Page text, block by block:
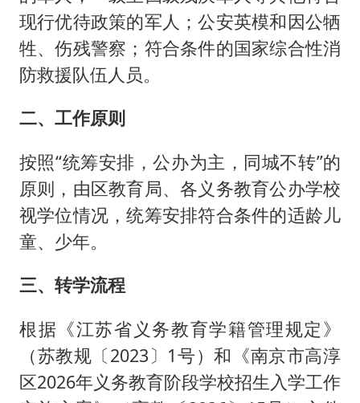
现行优待政策的军人；公安英模和因公牺
牲、伤残警察；符合条件的国家综合性消
防救援队伍人员。
二、工作原则
按照“统筹安排，公办为主，同城不转”的
原则，由区教育局、各义务教育公办学校
视学位情况，统筹安排符合条件的适龄儿
童、少年。
三、转学流程
根据《江苏省义务教育学籍管理规定》
（苏教规〔2023〕1号）和《南京市高淳
区2026年义务教育阶段学校招生入学工作